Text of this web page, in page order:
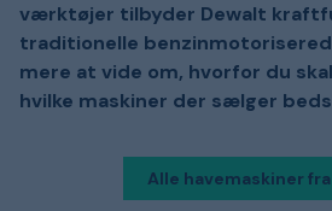
værktøjer tilbyder Dewalt
traditionelle
mere at vide om, hvorfor du
hvilke maskiner der sælger
Alle havemaskiner